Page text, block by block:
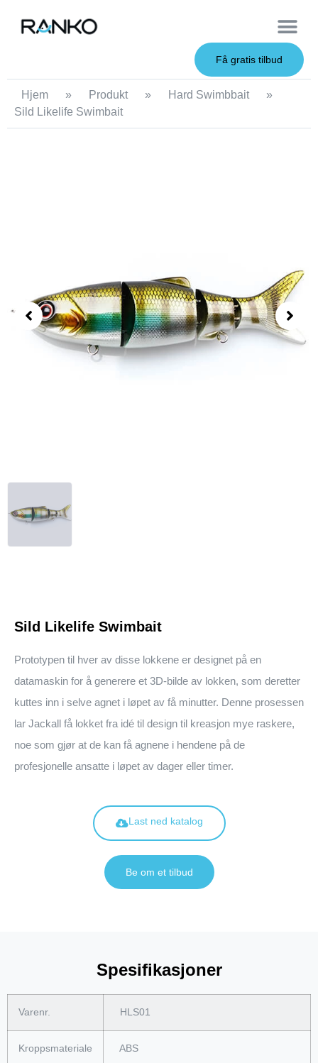
Få gratis tilbud
Hjem » Produkt » Hard Swimbbait
»
Sild Likelife Swimbait
Sild Likelife Swimbait
Prototypen til hver av disse lokkene er designet på en
datamaskin for å generere et 3D-bilde av lokken, som deretter
kuttes inn i selve agnet i løpet av få minutter. Denne prosessen
lar Jackall få lokket fra idé til design til kreasjon mye raskere,
noe som gjør at de kan få agnene i hendene på de
profesjonelle ansatte i løpet av dager eller timer.
Last ned katalog
Be om et tilbud
Spesifikasjoner
Varenr. HLS01
Kroppsmateriale ABS